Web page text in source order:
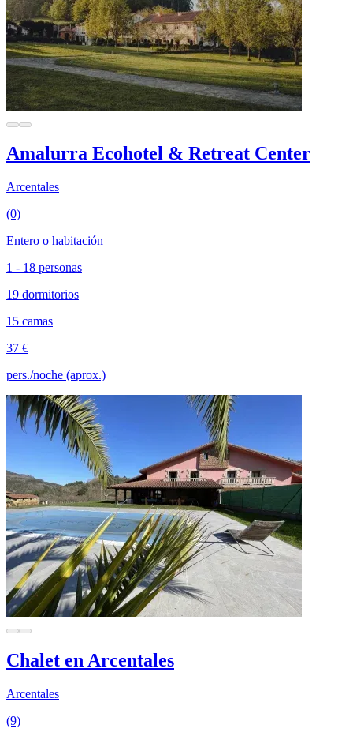
Amalurra Ecohotel & Retreat Center
Arcentales
(0)
Entero o habitación
1 - 18 personas
19 dormitorios
15 camas
37 €
pers./noche (aprox.)
Chalet en Arcentales
Arcentales
(9)